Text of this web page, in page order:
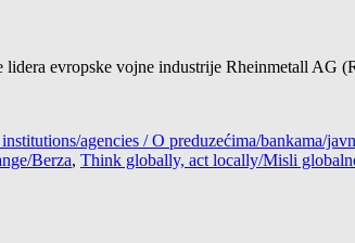
lidera evropske vojne industrije Rheinmetall AG
agencies / O preduzećima/bankama/
Berza, Think globally, act locally/Misli